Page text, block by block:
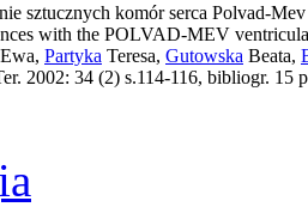
sztucznych komór serca Polvad-
with the POLVAD-MEV
Ewa, Partyka Teresa, Gutowska Beata,
2002: 34 (2) s.114-116, bibliogr.